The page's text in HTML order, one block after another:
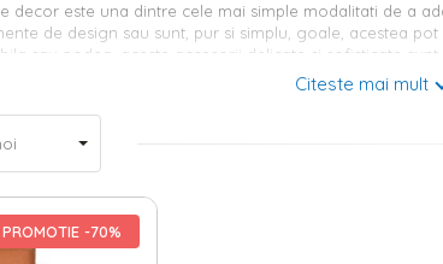
decor este una dintre cele mai simple modalitati de a
de design sau sunt, pur si simplu, goale, acestea
sau podea, aceste accesorii delicate si sofisticate
de sticla - colectie
design-ul camerelor, asigura-te ca alegi un stil care sa
mai mari, realizate din materiale calitative. Pentru
fie de dimensiuni mai mici. Intr-o incapere cu un decor
gold sau alama. De asemenea, cele ornamentale
Citeste mai mult
PROMOTIE -70%